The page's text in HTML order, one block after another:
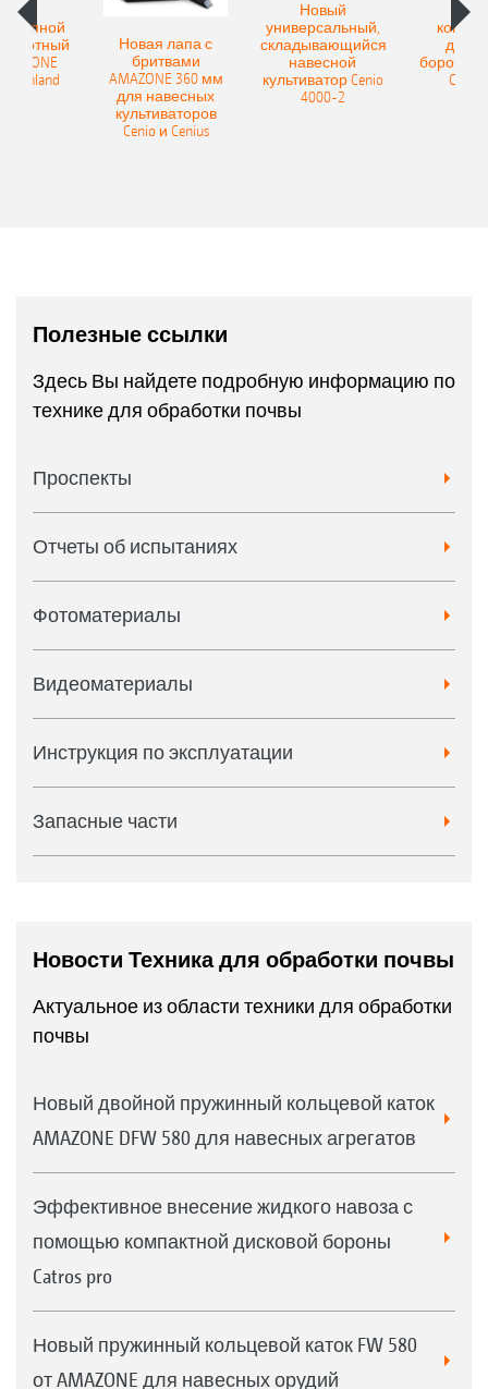
Onland
Новая лапа с
бритвами
AMAZONE 360 мм
для навесных
культиваторов
Cenio и Cenius
Новый
универсальный,
складывающийся
навесной
культиватор Cenio
4000-2
бороны
Полезные ссылки
Здесь Вы найдете подробную информацию по
технике для обработки почвы
Проспекты
Отчеты об испытаниях
Фотоматериалы
Видеоматериалы
Инструкция по эксплуатации
Запасные части
Новости Техника для обработки почвы
Актуальное из области техники для обработки
почвы
Новый двойной пружинный кольцевой каток
AMAZONE DFW 580 для навесных агрегатов
Эффективное внесение жидкого навоза с
помощью компактной дисковой бороны
Catros pro
Новый пружинный кольцевой каток FW 580
от AMAZONE для навесных орудий